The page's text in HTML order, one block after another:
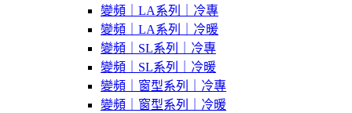
變頻｜LA系列｜冷專
變頻｜LA系列｜冷暖
變頻｜SL系列｜冷專
變頻｜SL系列｜冷暖
變頻｜窗型系列｜冷專
變頻｜窗型系列｜冷暖